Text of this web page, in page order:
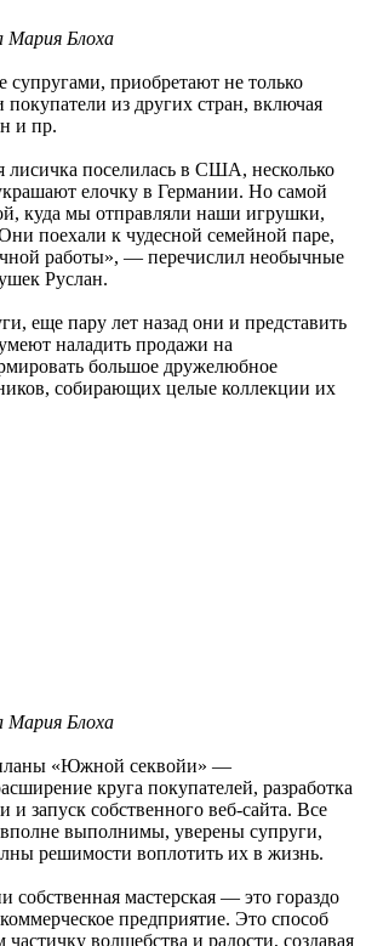
Мария Блоха
приобретают не только
из других стран, включая
и пр.
лисичка поселилась в США, несколько
елочку в Германии. Но самой
куда мы отправляли наши игрушки,
поехали к чудесной семейной паре,
работы», — перечислил необычные
Руслан.
еще пару лет назад они и представить
наладить продажи на
большое дружелюбное
собирающих целые коллекции их
Мария Блоха
«Южной секвойи» —
круга покупателей, разработка
запуск собственного веб-сайта. Все
выполнимы, уверены супруги,
решимости воплотить их в жизнь.
собственная мастерская — это гораздо
предприятие. Это способ
волшебства и радости, создавая